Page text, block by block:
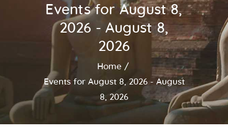
Events for August 8,
2026 - August 8,
2026
Home
Events for August 8, 2026 - August
8, 2026
Bài giảng
Lớp học và sự kiện
Về Dhammaduta